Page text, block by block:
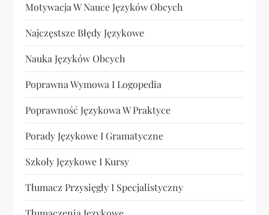
Motywacja W Nauce Języków Obcych
Najczęstsze Błędy Językowe
Nauka Języków Obcych
Poprawna Wymowa I Logopedia
Poprawność Językowa W Praktyce
Porady Językowe I Gramatyczne
Szkoły Językowe I Kursy
Tłumacz Przysięgły I Specjalistyczny